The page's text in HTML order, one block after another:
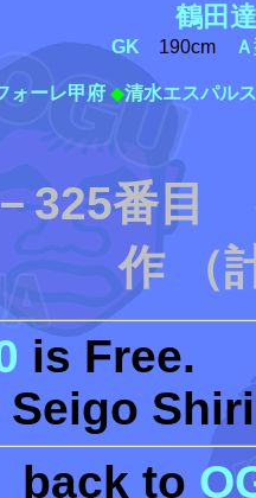
鶴田
GK 190cm
ォーレ甲府 ◆清水エスパルス
325番
作 （
is Free.
back to